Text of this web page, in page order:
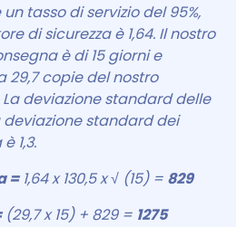
tasso di servizio del 95%,
di sicurezza è 1,64. Il nostro
è di 15 giorni e
29,7 copie del nostro
deviazione standard delle
deviazione standard dei
1,3.
=1,64 x 130,5 x √ (15) = 829
(29,7 x 15) + 829 = 1275